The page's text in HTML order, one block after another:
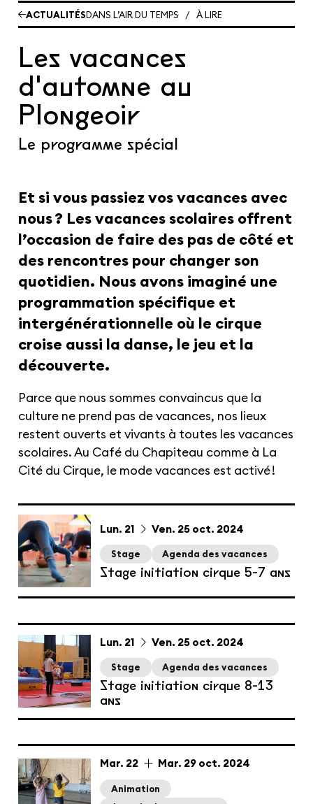
ACTUALITÉSDANS L’AIR DU TEMPS / À LIRE
Les vacances
d'automne au
Plongeoir
Le programme spécial
Et si vous passiez vos vacances avec
nous ? Les vacances scolaires offrent
l’occasion de faire des pas de côté et
des rencontres pour changer son
quotidien. Nous avons imaginé une
programmation spécifique et
intergénérationnelle où le cirque
croise aussi la danse, le jeu et la
découverte.
Parce que nous sommes convaincus que la
culture ne prend pas de vacances, nos lieux
restent ouverts et vivants à toutes les vacances
scolaires. Au Café du Chapiteau comme à La
Cité du Cirque, le mode vacances est activé !
du
lundi
Lun. 21 au
vendredi
Ven. 25 octobre
oct. 2024
Stage Agenda des vacances
Stage initiation cirque 5-7 ans
du
lundi
Lun. 21 au
vendredi
Ven. 25 octobre
oct. 2024
Stage Agenda des vacances
Stage initiation cirque 8-13
ans
du
mardi
Mar. 22 au
mardi
Mar. 29 octobre
oct. 2024
Animation
Les cours hebdos
Le Festival
Infos pratiques
RessourcesEspace presse/prosRecrutement
Cartes cadeaux
Contactez-nous !
S'abonner à la newsletter